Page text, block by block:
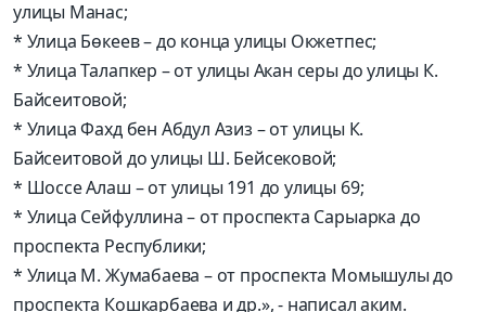
улицы Манас;
* Улица Бөкеев – до конца улицы Окжетпес;
* Улица Талапкер – от улицы Акан серы до улицы К.
Байсеитовой;
* Улица Фахд бен Абдул Азиз – от улицы К.
Байсеитовой до улицы Ш. Бейсековой;
* Шоссе Алаш – от улицы 191 до улицы 69;
* Улица Сейфуллина – от проспекта Сарыарка до
проспекта Республики;
* Улица М. Жумабаева – от проспекта Момышулы до
проспекта Кошкарбаева и др.», - написал аким.